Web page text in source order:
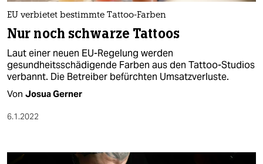
EU verbietet bestimmte Tattoo-Farben
Nur noch schwarze Tattoos
Laut einer neuen EU-Regelung werden
gesundheitsschädigende Farben aus den Tattoo-Studios
verbannt. Die Betreiber befürchten Umsatzverluste.
Von Josua Gerner
6.1.2022